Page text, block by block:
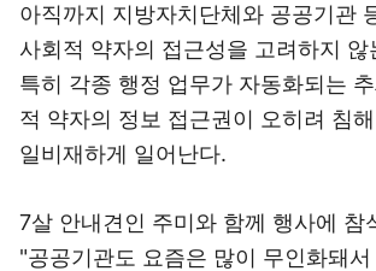
아직까지 지방자치단체와 공공기관
사회적 약자의 접근성을 고려하지 않
특히 각종 행정 업무가 자동화되는
적 약자의 정보 접근권이 오히려 침
일비재하게 일어난다.
7살 안내견인 주미와 함께 행사에 참
"공공기관도 요즘은 많이 무인화돼